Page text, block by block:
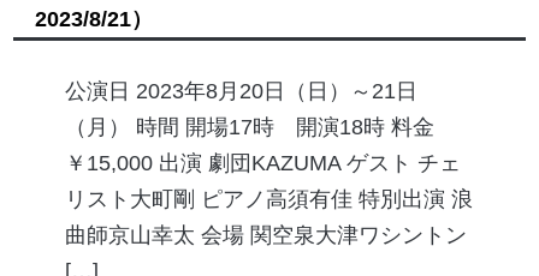
2023/8/21）
公演日 2023年8月20日（日）～21日
（月） 時間 開場17時 開演18時 料金
￥15,000 出演 劇団KAZUMA ゲスト チェ
リスト大町剛 ピアノ高須有佳 特別出演 浪
曲師京山幸太 会場 関空泉大津ワシントン
[…]